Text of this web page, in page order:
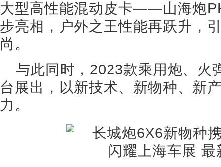
大型高性能混动皮卡——山海炮
步亮相，户外之王性能再跃升，
尚。
与此同时，2023款乘用炮、火
台展出，以新技术、新物种、新
力。